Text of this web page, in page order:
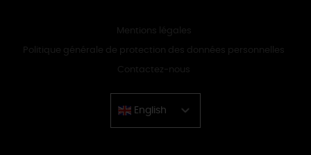
Mentions légales
Politique générale de protection des données personnelles
Contactez-nous
English
Chinese